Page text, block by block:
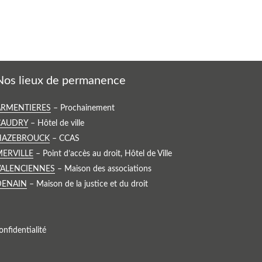
lieux de permanence
– Prochainement
– Hôtel de ville
– CCAS
– Point d’accès au droit, Hôtel de Ville
– Maison des associations
– Maison de la justice et du droit